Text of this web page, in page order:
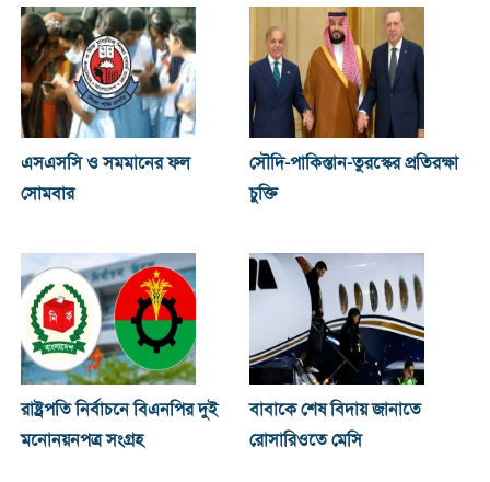
এসএসসি ও সমমানের ফল
সোমবার
সৌদি-পাকিস্তান-তুরস্কের প্রতিরক্ষা
চুক্তি
রাষ্ট্রপতি নির্বাচনে বিএনপির দুই
মনোনয়নপত্র সংগ্রহ
বাবাকে শেষ বিদায় জানাতে
রোসারিওতে মেসি